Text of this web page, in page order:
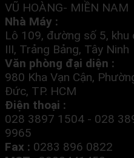
VŨ HOÀNG- MIỀN NAM
Nhà Máy :
Lô 109, đường số 5, khu
III, Trảng Bảng, Tây Ninh
Văn phòng đại diện :
980 Kha Vạn Cận,
Đức, TP. HCM
Điện thoại :
028 3897 1504 - 028
9965
Fax : 0283 896 0822